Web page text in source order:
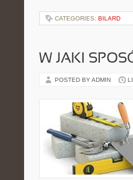
CATEGORIES: BILARD
W JAKI
POSTED BY ADMIN